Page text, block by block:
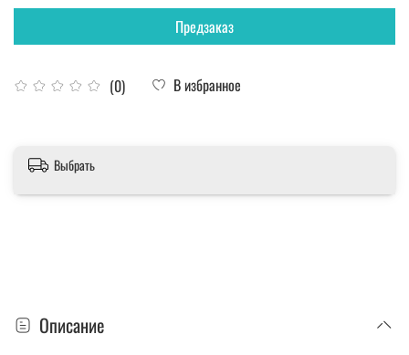
(0) В избранное
Предзаказ
Выбрать
Описание